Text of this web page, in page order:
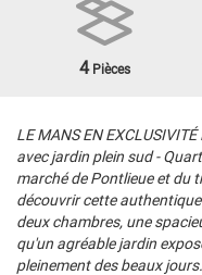
4Pièces
LE MANS EN
avec jardin plein sud -
marché de Pontlieue et du
découvrir cette
deux chambres, une
qu'un agréable jardin
pleinement des beaux